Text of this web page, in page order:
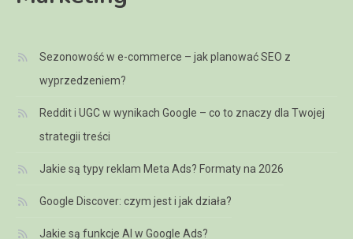
Sezonowość w e-commerce – jak planować SEO z
wyprzedzeniem?
Reddit i UGC w wynikach Google – co to znaczy dla Twojej
strategii treści
Jakie są typy reklam Meta Ads? Formaty na 2026
Google Discover: czym jest i jak działa?
Jakie są funkcje AI w Google Ads?